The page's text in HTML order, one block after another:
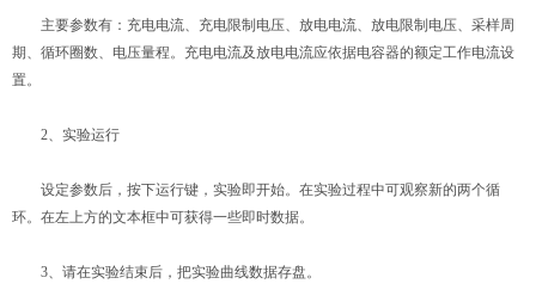
主要参数有：充电电流、充电限制电压、放电电流、放电限制电压、采样周
期、循环圈数、电压量程。充电电流及放电电流应依据电容器的额定工作电流设
置。
2、实验运行
设定参数后，按下运行键，实验即开始。在实验过程中可观察新的两个循
环。在左上方的文本框中可获得一些即时数据。
3、请在实验结束后，把实验曲线数据存盘。